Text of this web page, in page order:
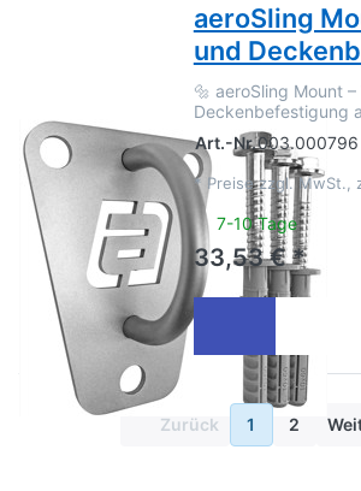
aeroSling
und
🔩 aeroSling Mount –
Deckenbefestigung
Art.-Nr.003.000796
* Preise zzgl. MwSt.,
7-10 Tage
33,53 € *
Zurück 1 2